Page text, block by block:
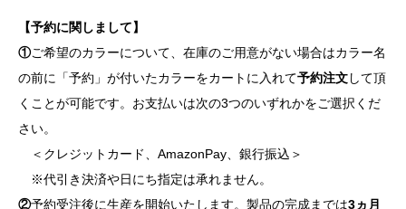
【予約に関しまして】
①ご希望のカラーについて、在庫のご用意がない場合はカラー名
の前に「予約」が付いたカラーをカートに入れて予約注文して頂
くことが可能です。お支払いは次の3つのいずれかをご選択くだ
さい。
＜クレジットカード、AmazonPay、銀行振込＞
※代引き決済や日にち指定は承れません。
②予約受注後に生産を開始いたします。製品の完成までは3ヵ月